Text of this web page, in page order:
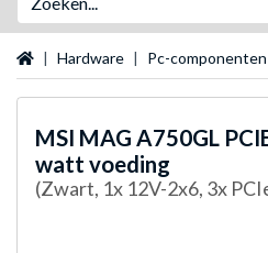
Startpagina
Hardware Pc-componenten
MSI MAG A750GL
watt voeding
(Zwart, 1x 12V-2x6, 3x